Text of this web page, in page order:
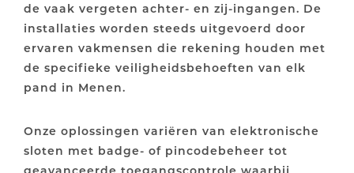
de vaak vergeten achter- en zij-ingangen. De
installaties worden steeds uitgevoerd door
ervaren vakmensen die rekening houden met
de specifieke veiligheidsbehoeften van elk
pand in Menen.
Onze oplossingen variëren van elektronische
sloten met badge- of pincodebeheer tot